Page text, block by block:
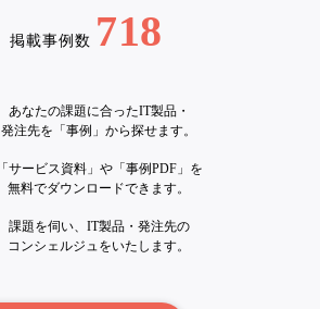
掲載事例数 718
あなたの課題に合ったIT製品・
発注先を「事例」から探せます。
「サービス資料」や「事例PDF」を
無料でダウンロードできます。
課題を伺い、IT製品・発注先の
コンシェルジュをいたします。